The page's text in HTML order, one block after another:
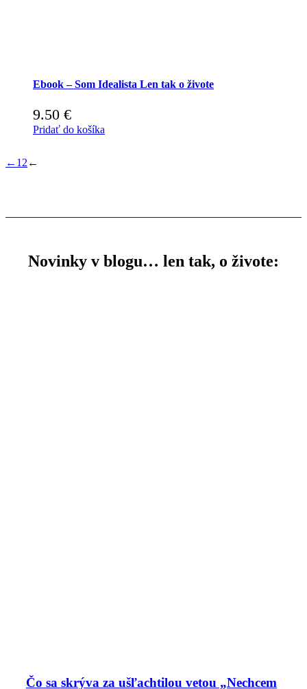
Ebook – Som Idealista Len tak o živote
9.50 €
Pridať do košíka
← 1 2 ←
Novinky v blogu… len tak, o živote:
Čo sa skrýva za ušľachtilou vetou „Nechcem